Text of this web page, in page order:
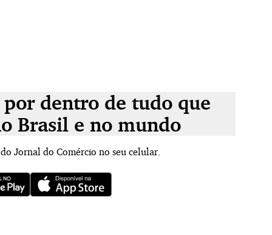
dentro de tudo que
Brasil e no mundo
Jornal do Comércio no seu celular.